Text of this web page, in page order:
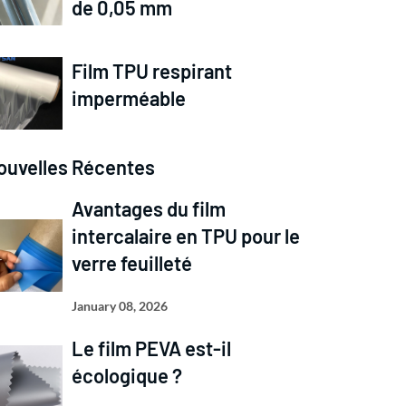
de 0,05 mm
Film TPU respirant
imperméable
Récentes
Avantages du film
intercalaire en TPU pour le
verre feuilleté
January 08, 2026
Le film PEVA est-il
écologique ?